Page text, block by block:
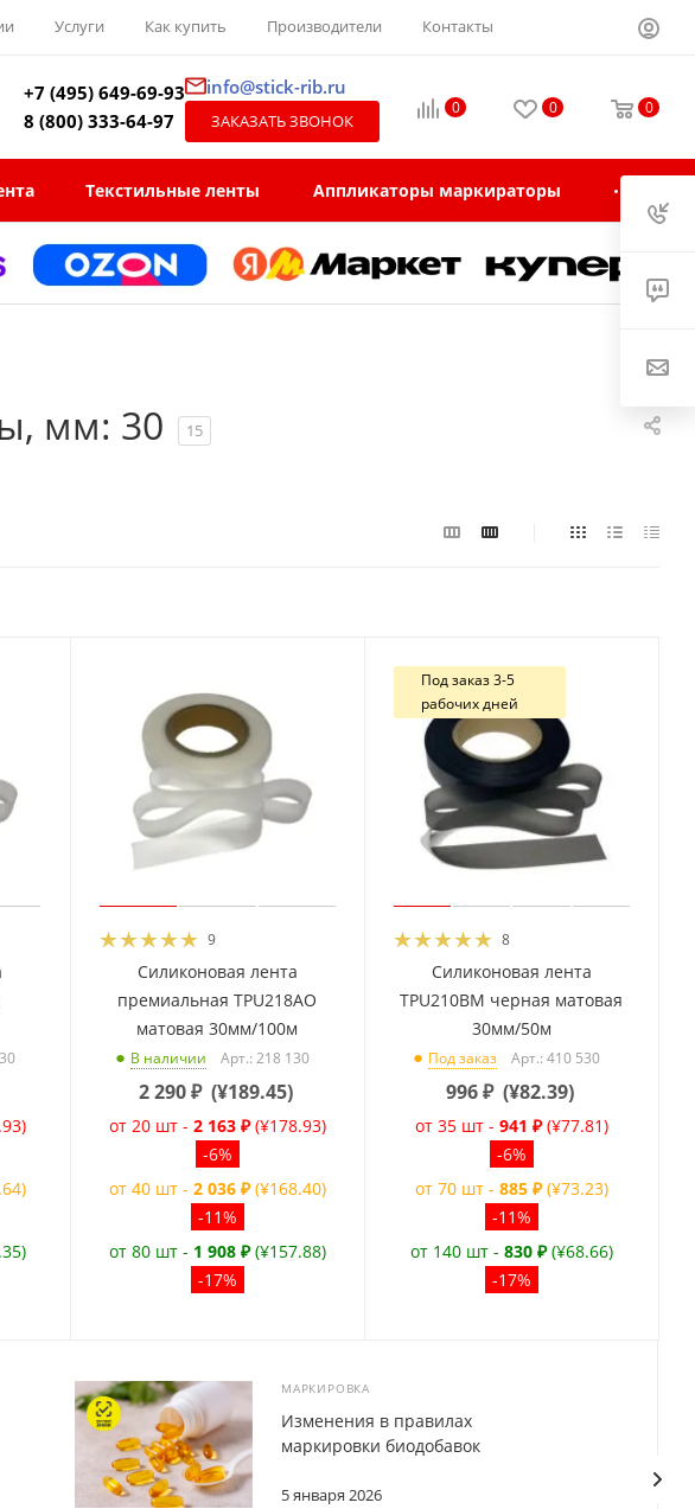
Услуги Как купить Производители Контакты
+7 (495) 649-69-93
8 (800) 333-64-97
info@stick-rib.ru
ЗАКАЗАТЬ ЗВОНОК
0 0 0
Текстильные ленты Аппликаторы маркираторы
мм: 30 15
9
Силиконовая лента
премиальная TPU218AO
матовая 30мм/100м
В наличии Арт.: 218 130
2 290₽ (¥189.45)
от 20 шт - 2 163 ₽ (¥178.93)
-6%
от 40 шт - 2 036 ₽ (¥168.40)
-11%
от 80 шт - 1 908 ₽ (¥157.88)
-17%
Под заказ 3-5
рабочих дней
8
Силиконовая лента
TPU210BM черная матовая
30мм/50м
Под заказ Арт.: 410 530
996₽ (¥82.39)
от 35 шт - 941 ₽ (¥77.81)
-6%
от 70 шт - 885 ₽ (¥73.23)
-11%
от 140 шт - 830 ₽ (¥68.66)
-17%
МАРКИРОВКА
5 января 2026
Изменения в правилах
маркировки биодобавок